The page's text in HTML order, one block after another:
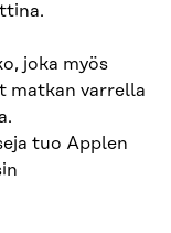
joka myös
matkan varrella
tuo Applen